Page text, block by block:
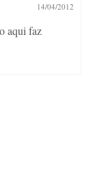
14/04/2012
aqui faz